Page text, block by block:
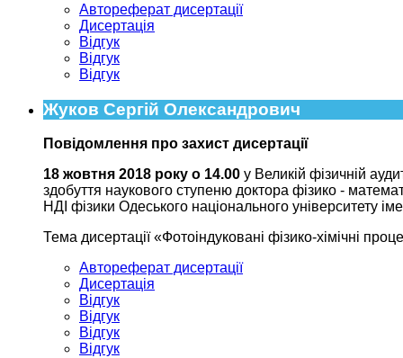
Автореферат дисертації
Дисертація
Відгук
Відгук
Відгук
Жуков Сергій Олександрович
Повідомлення про захист дисертації
18 жовтня 2018 року о 14.00 у Великій фізичній
здобуття наукового ступеню доктора фізико -
НДІ фізики Одеського національного університету
Тема дисертації «Фотоіндуковані фізико-хімічні
Автореферат дисертації
Дисертація
Відгук
Відгук
Відгук
Відгук